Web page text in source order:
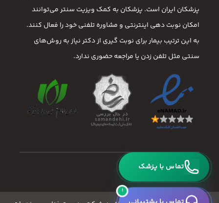
تماس با پزشک
پزشکان ایران است. پزشکان به کمک ویزیت سنتر می‌توانند
امکان نوبت دهی اینترنتی و مشاوره تلفنی خود را فعال کنند.
به این ترتیب بیمار برای نوبت گیری از دکتر نیاز به روش‌های
سنتی مثل تلفن زدن یا مراجعه حضوری ندارد.
!